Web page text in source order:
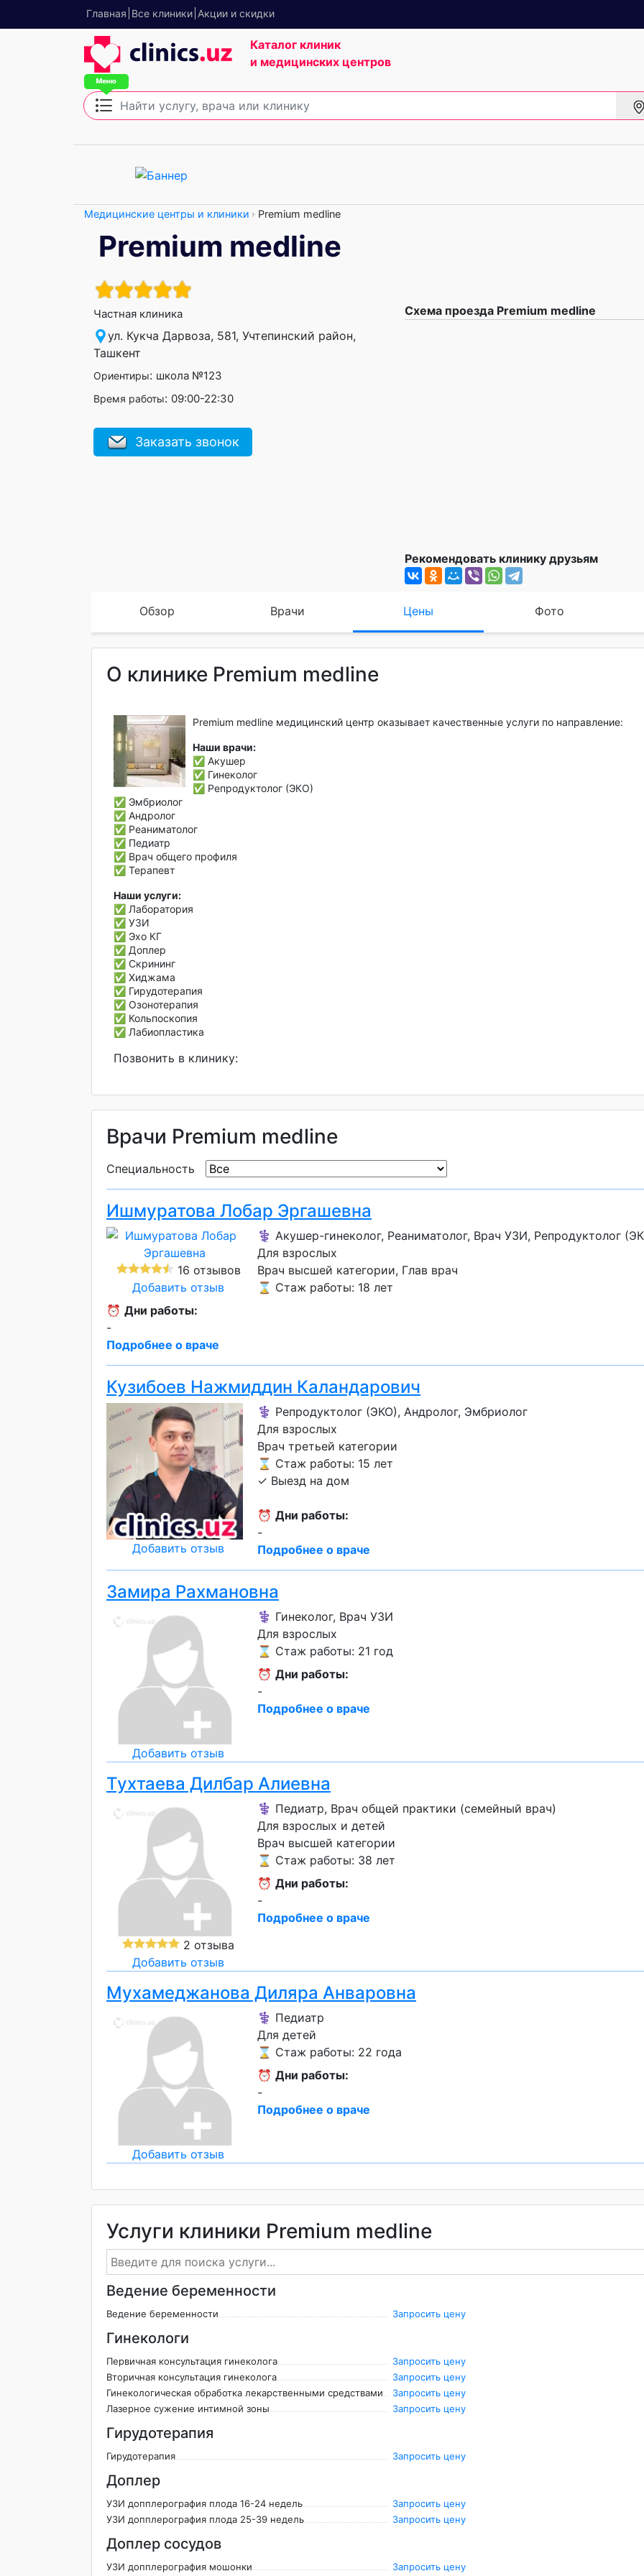
Главная Все клиники Акции и скидки
Каталог клиник
и медицинских центров
Медицинские центры и клиники Premium medline
Premium medline
Частная клиника
ул. Кукча Дарвоза, 581, Учтепинский район,
Ташкент
Ориентиры: школа №123
Время работы: 09:00-22:30
Заказать звонок
Схема проезда Premium medline
Рекомендовать клинику друзьям
Обзор Врачи Цены Фото
О клинике Premium medline
Premium medline медицинский центр оказывает качественные услуги по направление:
Наши врачи:
✅ Акушер
✅ Гинеколог
✅ Репродуктолог (ЭКО)
✅ Эмбриолог
✅ Андролог
✅ Реаниматолог
✅ Педиатр
✅ Врач общего профиля
✅ Терапевт
Наши услуги:
✅ Лаборатория
✅ УЗИ
✅ Эхо КГ
✅ Доплер
✅ Скрининг
✅ Хиджама
✅ Гирудотерапия
✅ Озонотерапия
✅ Кольпоскопия
✅ Лабиопластика
Позвонить в клинику:
Врачи Premium medline
Специальность
Ишмуратова Лобар Эргашевна
16 отзывов
Добавить отзыв
⚕️ Акушер-гинеколог, Реаниматолог, Врач УЗИ, Репродуктолог
Для взрослых
Врач высшей категории Глав врач
⌛ Стаж работы: 18 лет
⏰ Дни работы:
-
Подробнее о враче
Кузибоев Нажмиддин Каландарович
Добавить отзыв
⚕️ Репродуктолог (ЭКО), Андролог, Эмбриолог
Для взрослых
Врач третьей категории
⌛ Стаж работы: 15 лет
✓ Выезд на дом
⏰ Дни работы:
-
Подробнее о враче
Замира Рахмановна
Добавить отзыв
⚕️ Гинеколог, Врач УЗИ
Для взрослых
⌛ Стаж работы: 21 год
⏰ Дни работы:
-
Подробнее о враче
Тухтаева Дилбар Алиевна
2 отзыва
Добавить отзыв
⚕️ Педиатр, Врач общей практики (семейный врач)
Для взрослых и детей
Врач высшей категории
⌛ Стаж работы: 38 лет
⏰ Дни работы:
-
Подробнее о враче
Мухамеджанова Диляра Анваровна
Добавить отзыв
⚕️ Педиатр
Для детей
⌛ Стаж работы: 22 года
⏰ Дни работы:
-
Подробнее о враче
Услуги клиники Premium medline
Ведение беременности
Ведение беременности Запросить цену
Гинекологи
Первичная консультация гинеколога
Запросить цену
Вторичная консультация гинеколога
Запросить цену
Гинекологическая обработка лекарственными средствами
Запросить цену
Лазерное сужение интимной зоны
Запросить цену
Гирудотерапия
Гирудотерапия Запросить цену
Доплер
УЗИ допплерография плода 16-24 недель
Запросить цену
УЗИ допплерография плода 25-39 недель
Запросить цену
Доплер сосудов
УЗИ допплерография мошонки Запросить цену